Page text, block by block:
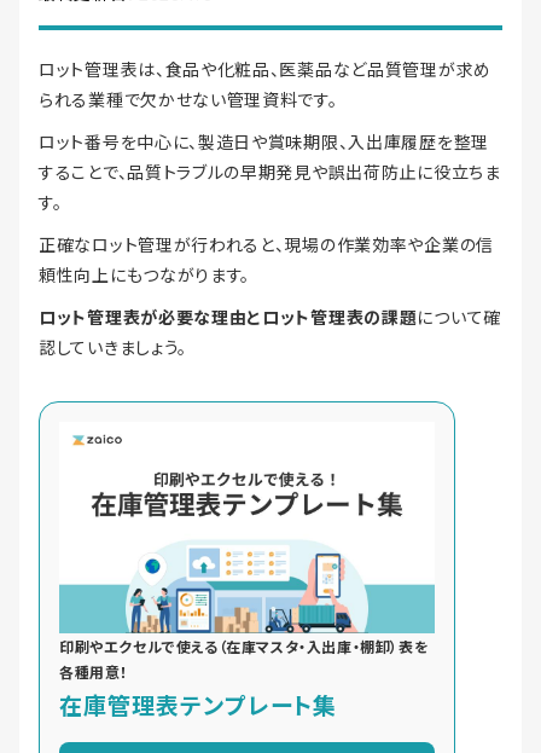
ロット管理表は、食品や化粧品、医薬品など品質管理が求め
られる業種で欠かせない管理資料です。
ロット番号を中心に、製造日や賞味期限、入出庫履歴を整理
することで、品質トラブルの早期発見や誤出荷防止に役立ちま
す。
正確なロット管理が行われると、現場の作業効率や企業の信
頼性向上にもつながります。
ロット管理表が必要な理由とロット管理表の課題について確
認していきましょう。
印刷やエクセルで使える（在庫マスタ・入出庫・棚卸）表を
各種用意！
在庫管理表テンプレート集